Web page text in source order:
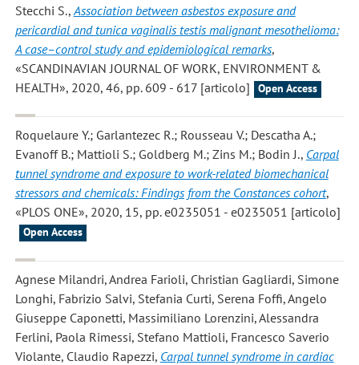
Stecchi S., Association between asbestos exposure and
pericardial and tunica vaginalis testis malignant mesothelioma:
A case–control study and epidemiological remarks,
«SCANDINAVIAN JOURNAL OF WORK, ENVIRONMENT &
HEALTH», 2020, 46, pp. 609 - 617 [articolo]
Open Access
Roquelaure Y.; Garlantezec R.; Rousseau V.; Descatha A.;
Evanoff B.; Mattioli S.; Goldberg M.; Zins M.; Bodin J., Carpal
tunnel syndrome and exposure to work-related biomechanical
stressors and chemicals: Findings from the Constances cohort,
«PLOS ONE», 2020, 15, pp. e0235051 - e0235051 [articolo]
Open Access
Agnese Milandri, Andrea Farioli, Christian Gagliardi, Simone
Longhi, Fabrizio Salvi, Stefania Curti, Serena Foffi, Angelo
Giuseppe Caponetti, Massimiliano Lorenzini, Alessandra
Ferlini, Paola Rimessi, Stefano Mattioli, Francesco Saverio
Violante, Claudio Rapezzi, Carpal tunnel syndrome in cardiac